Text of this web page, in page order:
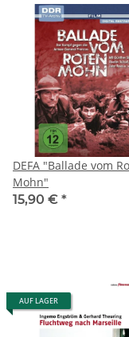
DEFA "Ballade vom
Mohn"
15,90 € *
AUF LAGER